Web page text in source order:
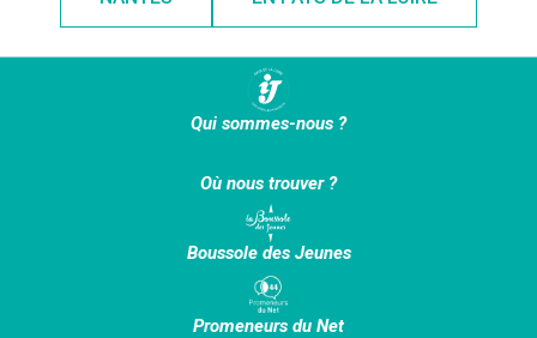
Qui sommes-nous ?
Où nous trouver ?
Boussole des Jeunes
Promeneurs du Net